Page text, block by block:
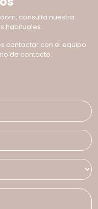
consulta nuestra
habituales.
contactar con el equipo
de contacto.